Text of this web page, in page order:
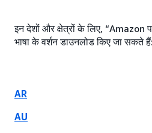
इन देशों और क्षेत्रों के लिए, “Amazon
भाषा के वर्शन डाउनलोड किए जा सकते हैं:
AR
AU